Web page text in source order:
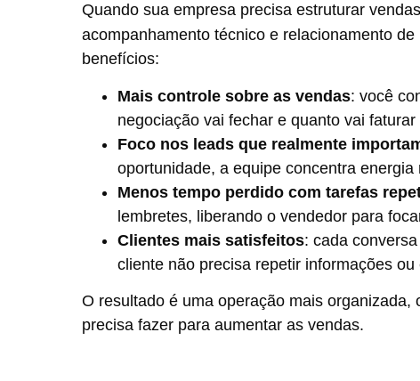
Quando sua empresa precisa estruturar
acompanhamento técnico e relacionamento de
benefícios:
Mais controle sobre as vendas: você
negociação vai fechar e quanto vai faturar
Foco nos leads que realmente
oportunidade, a equipe concentra
Menos tempo perdido com tarefas
lembretes, liberando o vendedor para
Clientes mais satisfeitos: cada
cliente não precisa repetir informações
O resultado é uma operação mais
precisa fazer para aumentar as vendas.